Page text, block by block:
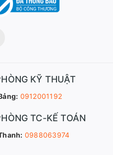
KỸ THUẬT
0912001192
TC-KẾ TOÁN
0988063974